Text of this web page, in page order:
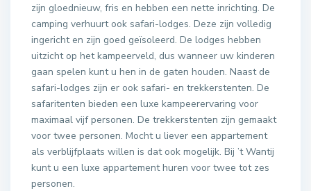
zijn gloednieuw, fris en hebben een nette inrichting. De
camping verhuurt ook safari-lodges. Deze zijn volledig
ingericht en zijn goed geïsoleerd. De lodges hebben
uitzicht op het kampeerveld, dus wanneer uw kinderen
gaan spelen kunt u hen in de gaten houden. Naast de
safari-lodges zijn er ook safari- en trekkerstenten. De
safaritenten bieden een luxe kampeerervaring voor
maximaal vijf personen. De trekkerstenten zijn gemaakt
voor twee personen. Mocht u liever een appartement
als verblijfplaats willen is dat ook mogelijk. Bij ’t Wantij
kunt u een luxe appartement huren voor twee tot zes
personen.